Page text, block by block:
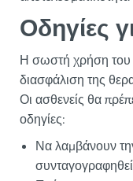
Οδηγίες
Η σωστή χρήση του
διασφάλιση της
Οι ασθενείς θα
οδηγίες:
Να λαμβάνουν